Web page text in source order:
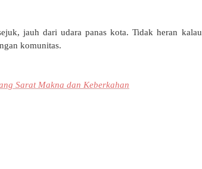
jauh dari udara panas kota. Tidak heran kalau
komunitas.
Sarat Makna dan Keberkahan